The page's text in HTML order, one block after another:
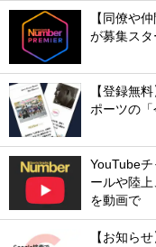
【同僚や
が募集スタ
【登録無
ポーツの「
YouTube
ールや陸
を動画で
【お知ら